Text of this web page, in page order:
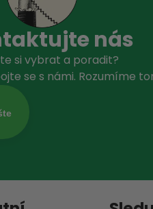
nás
si vybrat a poradit?
se s námi. Rozumíme